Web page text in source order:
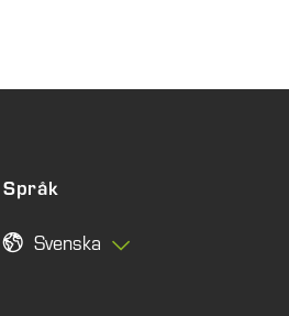
Språk
Svenska